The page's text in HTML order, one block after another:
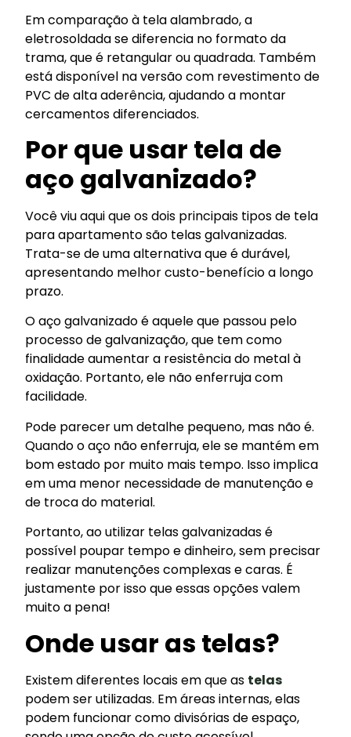
Em comparação à tela alambrado, a
eletrosoldada se diferencia no formato da
trama, que é retangular ou quadrada. Também
está disponível na versão com revestimento de
PVC de alta aderência, ajudando a montar
cercamentos diferenciados.
Por que usar tela de
aço galvanizado?
Você viu aqui que os dois principais tipos de tela
para apartamento são telas galvanizadas.
Trata-se de uma alternativa que é durável,
apresentando melhor custo-benefício a longo
prazo.
O aço galvanizado é aquele que passou pelo
processo de galvanização, que tem como
finalidade aumentar a resistência do metal à
oxidação. Portanto, ele não enferruja com
facilidade.
Pode parecer um detalhe pequeno, mas não é.
Quando o aço não enferruja, ele se mantém em
bom estado por muito mais tempo. Isso implica
em uma menor necessidade de manutenção e
de troca do material.
Portanto, ao utilizar telas galvanizadas é
possível poupar tempo e dinheiro, sem precisar
realizar manutenções complexas e caras. É
justamente por isso que essas opções valem
muito a pena!
Onde usar as telas?
Existem diferentes locais em que as telas
podem ser utilizadas. Em áreas internas, elas
podem funcionar como divisórias de espaço,